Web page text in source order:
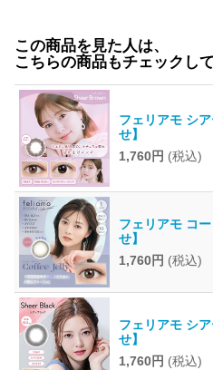
この商品を見た人は、
こちらの商品もチェックし
フェリアモ シ
せ】
1,760円 (税込)
フェリアモ コ
せ】
1,760円 (税込)
フェリアモ シ
せ】
1,760円 (税込)